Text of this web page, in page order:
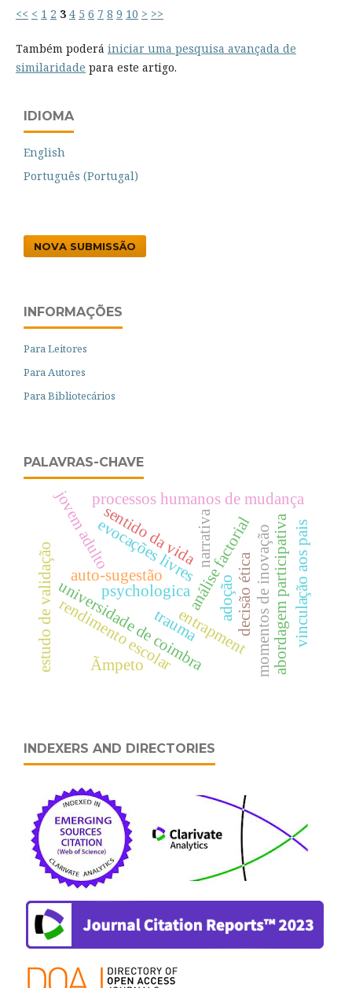
<< < 1 2 3 4 5 6 7 8 9 10 > >>
Também poderá iniciar uma pesquisa avançada de
similaridade para este artigo.
IDIOMA
English
Português (Portugal)
NOVA SUBMISSÃO
INFORMAÇÕES
Para Leitores
Para Autores
Para Bibliotecários
PALAVRAS-CHAVE
auto-sugestão
universidade de coimbra
psychologicaanálise factorial
narrativa
processos humanos de mudança
momentos de inovação
entrapment
evocações livres abordagem participativa
estudo de validação vinculação aos pais
jovem adulto
rendimento escolar decisão ética
trauma
sentido da vida
Ãmpeto
adoção
INDEXERS AND DIRECTORIES